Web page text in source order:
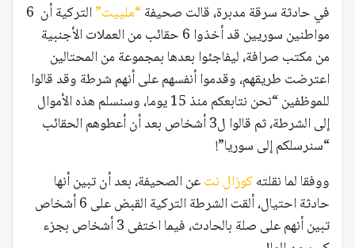
في حادثة سرقة مدبرة، قالت صحيفة“ملييت”
التركية أن 6
مواطنين سوريين قد أخذوا 6 حقائب من العملات الأجنبية
من مكتب صرافة، ليفاجئوا بعدها بمجموعة من المحتالين
اعترضت طريقهم، وقدموا أنفسهم على أنهم شرطة وقد قالوا
للموظفين “نحن نتابعكم منذ 15 يوما، وسنسلم هذه الأموال
إلى الشرطة، ثم قالوا ل3 أشخاص بعد أن أعطوهم الحقائب
“سنرسلكم إلى سوريا”!
ووفقا لما نقلتهكوزال نتعن الصحيفة، بعد أن تبين أنها
حادثة احتيال، ألقت الشرطة التركية القبض على 6 أشخاص
تبين أنهم على صلة بالحادث، فيما اختفى 3 أشخاص بجزء